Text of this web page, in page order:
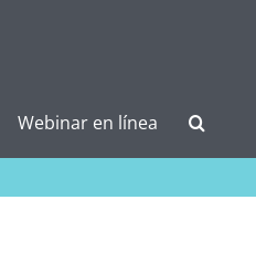
Webinar en línea